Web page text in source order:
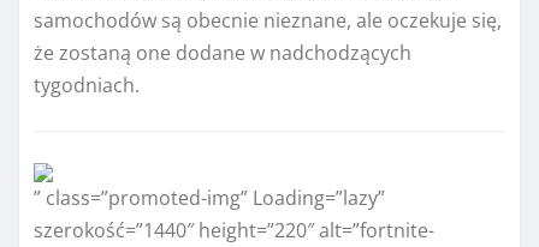
samochodów są obecnie nieznane, ale oczekuje się,
że zostaną one dodane w nadchodzących
tygodniach.
” class=”promoted-img” Loading=”lazy”
szerokość=”1440″ height=”220″ alt=”fortnite-